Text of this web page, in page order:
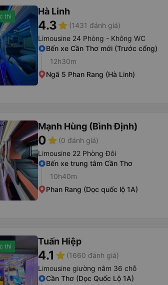
thì Hà Linh
4.3star (1431 đánh giá)
Limousine 24 Phòng - Không WC
Bến xe Cần Thơ mới (Trước cổng)
12h30m
Ngã 5 Phan Rang (Hà Linh)
Mạnh Hùng (Bình Định)
0star (0 đánh giá)
Limousine 22 Phòng Đôi
Bến xe trung tâm Cần Thơ
10h40m
Phan Rang (Dọc quốc lộ 1A)
thì Tuấn Hiệp
4.1 star (1660 đánh giá)
Limousine giường nằm 36 chỗ
Cần Thơ (Dọc Quốc Lộ 1A)